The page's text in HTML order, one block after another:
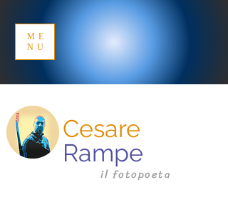
ME
NU
Cesare
Rampe
il fotopoeta